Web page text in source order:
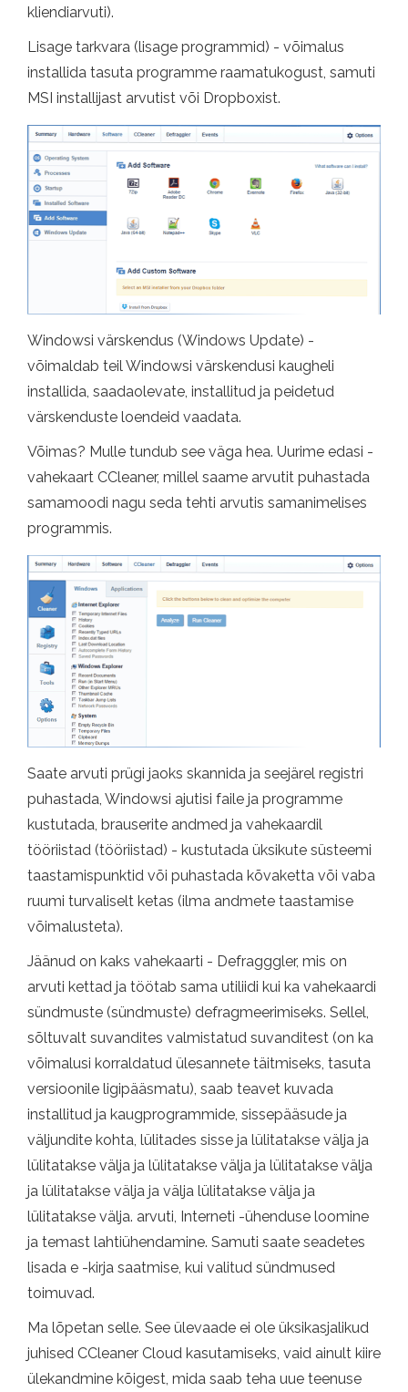
kliendiarvuti).
Lisage tarkvara (lisage programmid) - võimalus
installida tasuta programme raamatukogust, samuti
MSI installijast arvutist või Dropboxist.
Windowsi värskendus (Windows Update) -
võimaldab teil Windowsi värskendusi kaugheli
installida, saadaolevate, installitud ja peidetud
värskenduste loendeid vaadata.
Võimas? Mulle tundub see väga hea. Uurime edasi -
vahekaart CCleaner, millel saame arvutit puhastada
samamoodi nagu seda tehti arvutis samanimelises
programmis.
Saate arvuti prügi jaoks skannida ja seejärel registri
puhastada, Windowsi ajutisi faile ja programme
kustutada, brauserite andmed ja vahekaardil
tööriistad (tööriistad) - kustutada üksikute süsteemi
taastamispunktid või puhastada kõvaketta või vaba
ruumi turvaliselt ketas (ilma andmete taastamise
võimalusteta).
Jäänud on kaks vahekaarti - Defragggler, mis on
arvuti kettad ja töötab sama utiliidi kui ka vahekaardi
sündmuste (sündmuste) defragmeerimiseks. Sellel,
sõltuvalt suvandites valmistatud suvanditest (on ka
võimalusi korraldatud ülesannete täitmiseks, tasuta
versioonile ligipääsmatu), saab teavet kuvada
installitud ja kaugprogrammide, sissepääsude ja
väljundite kohta, lülitades sisse ja lülitatakse välja ja
lülitatakse välja ja lülitatakse välja ja lülitatakse välja
ja lülitatakse välja ja välja lülitatakse välja ja
lülitatakse välja. arvuti, Interneti -ühenduse loomine
ja temast lahtiühendamine. Samuti saate seadetes
lisada e -kirja saatmise, kui valitud sündmused
toimuvad.
Ma lõpetan selle. See ülevaade ei ole üksikasjalikud
juhised CCleaner Cloud kasutamiseks, vaid ainult kiire
ülekandmine kõigest, mida saab teha uue teenuse